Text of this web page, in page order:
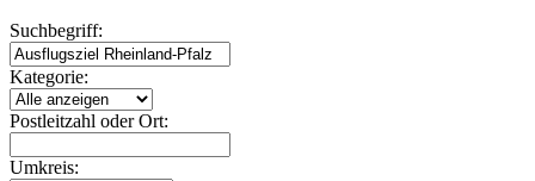
Suchbegriff:
Kategorie:
Postleitzahl oder Ort:
Umkreis: